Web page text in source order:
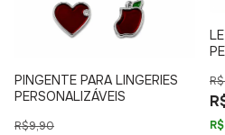
PINGENTE PARA LINGERIES
PERSONALIZÁVEIS
R$9,90